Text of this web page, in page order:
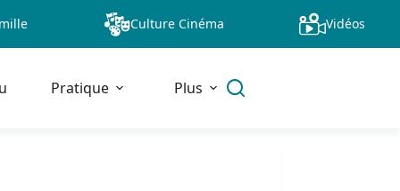
Culture Cinéma Vidéos
Pratique Plus